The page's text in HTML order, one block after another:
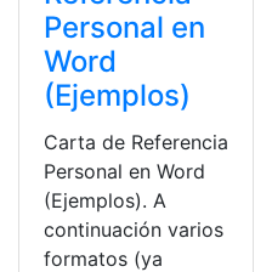
Personal en
Word
(Ejemplos)
Carta de Referencia
Personal en Word
(Ejemplos). A
continuación varios
formatos (ya